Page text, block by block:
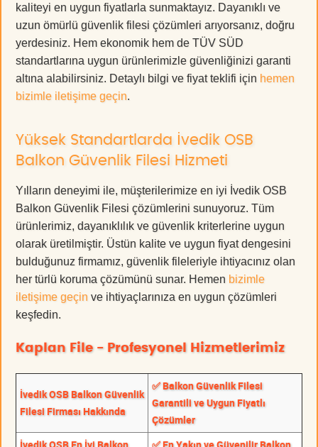
kaliteyi en uygun fiyatlarla sunmaktayız. Dayanıklı ve
uzun ömürlü güvenlik filesi çözümleri arıyorsanız, doğru
yerdesiniz. Hem ekonomik hem de TÜV SÜD
standartlarına uygun ürünlerimizle güvenliğinizi garanti
altına alabilirsiniz. Detaylı bilgi ve fiyat teklifi için hemen
bizimle iletişime geçin.
Yüksek Standartlarda İvedik OSB
Balkon Güvenlik Filesi Hizmeti
Yılların deneyimi ile, müşterilerimize en iyi İvedik OSB
Balkon Güvenlik Filesi çözümlerini sunuyoruz. Tüm
ürünlerimiz, dayanıklılık ve güvenlik kriterlerine uygun
olarak üretilmiştir. Üstün kalite ve uygun fiyat dengesini
bulduğunuz firmamız, güvenlik fileleriyle ihtiyacınız olan
her türlü koruma çözümünü sunar. Hemen bizimle
iletişime geçin ve ihtiyaçlarınıza en uygun çözümleri
keşfedin.
Kaplan File - Profesyonel Hizmetlerimiz
İvedik OSB Balkon Güvenlik
Filesi Firması Hakkında
✅ Balkon Güvenlik Filesi
Garantili ve Uygun Fiyatlı
Çözümler
İvedik OSB En İyi Balkon
✅ En Yakın ve Güvenilir Balkon